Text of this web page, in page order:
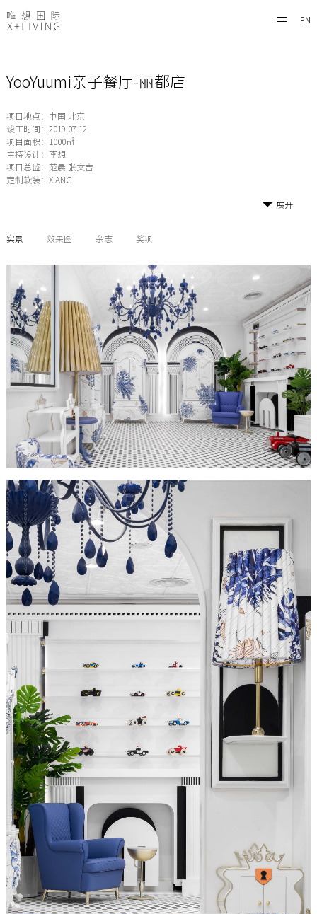
EN
YooYuumi亲子餐厅-丽都店
项目地点：中国 北京
竣工时间：2019.07.12
项目面积：1000㎡
主持设计：李想
项目总监：范晨 张文吉
定制软装：XIANG
展开
实景 效果图 杂志 奖项